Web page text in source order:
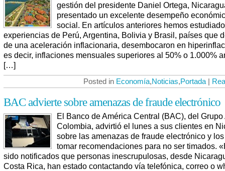
gestión del presidente Daniel Ortega,
presentado un excelente desempeño
social. En artículos anteriores hemos
experiencias de Perú, Argentina, Bolivia y Brasil, países que
de una aceleración inflacionaria, desembocaron en
es decir, inflaciones mensuales superiores al 50% o 1.000%
[…]
Posted in Economía,Noticias,Portada |
BAC advierte sobre amenazas de fraude electrónico
El Banco de América Central (BAC), del Grupo
Colombia, advirtió el lunes a sus clientes en
sobre las amenazas de fraude electrónico y
tomar recomendaciones para no ser timados.
sido notificados que personas inescrupulosas, desde
Costa Rica, han estado contactando vía telefónica, correo o